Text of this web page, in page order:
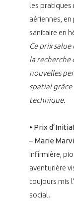
les pratiques
aériennes,
sanitaire en
Ce prix
la recherche
nouvelles
spatial
technique.
• Prix
– Marie
Infirmière,
aventurière
toujours mis
social.